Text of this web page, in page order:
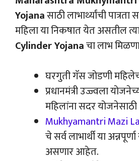
Yojanaसाठी लाभार्थ्यांची
महिला या निकषात येत असतील
Cylinder Yojanaचा लाभ
घरगुती गॅस जोडणी
प्रधानमंत्री उज्ज्वला
महिलांना सदर
Mukhyamantri Mazi
चे सर्व लाभार्थी या
असणार आहेत.